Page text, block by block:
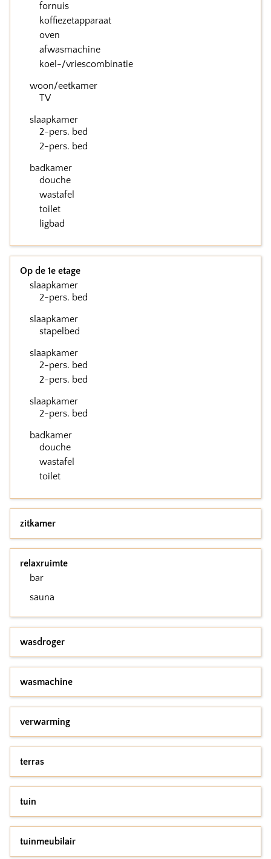
fornuis
koffiezetapparaat
oven
afwasmachine
koel-/vriescombinatie
woon/eetkamer
TV
slaapkamer
2-pers. bed
2-pers. bed
badkamer
douche
wastafel
toilet
ligbad
Op de 1e etage
slaapkamer
2-pers. bed
slaapkamer
stapelbed
slaapkamer
2-pers. bed
2-pers. bed
slaapkamer
2-pers. bed
badkamer
douche
wastafel
toilet
zitkamer
relaxruimte
bar
sauna
wasdroger
wasmachine
verwarming
terras
tuin
tuinmeubilair